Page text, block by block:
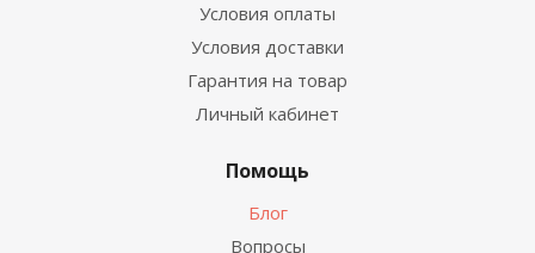
Условия оплаты
Условия доставки
Гарантия на товар
Личный кабинет
Помощь
Блог
Вопросы